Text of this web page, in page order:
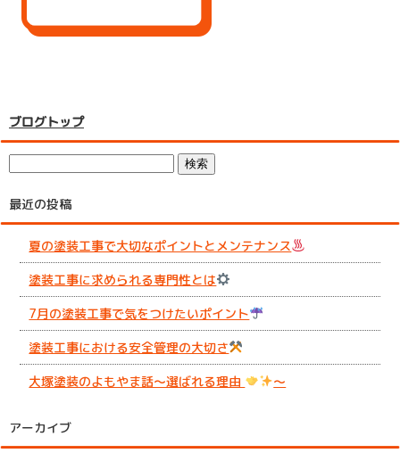
ブログトップ
最近の投稿
夏の塗装工事で大切なポイントとメンテナンス
塗装工事に求められる専門性とは
7月の塗装工事で気をつけたいポイント
塗装工事における安全管理の大切さ
大塚塗装のよもやま話～選ばれる理由
～
アーカイブ